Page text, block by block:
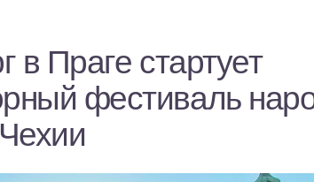
в Праге стартует
фестиваль